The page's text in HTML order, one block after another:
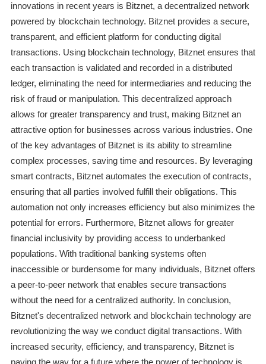
innovations in recent years is Bitznet, a decentralized network
powered by blockchain technology. Bitznet provides a secure,
transparent, and efficient platform for conducting digital
transactions. Using blockchain technology, Bitznet ensures that
each transaction is validated and recorded in a distributed
ledger, eliminating the need for intermediaries and reducing the
risk of fraud or manipulation. This decentralized approach
allows for greater transparency and trust, making Bitznet an
attractive option for businesses across various industries. One
of the key advantages of Bitznet is its ability to streamline
complex processes, saving time and resources. By leveraging
smart contracts, Bitznet automates the execution of contracts,
ensuring that all parties involved fulfill their obligations. This
automation not only increases efficiency but also minimizes the
potential for errors. Furthermore, Bitznet allows for greater
financial inclusivity by providing access to underbanked
populations. With traditional banking systems often
inaccessible or burdensome for many individuals, Bitznet offers
a peer-to-peer network that enables secure transactions
without the need for a centralized authority. In conclusion,
Bitznet's decentralized network and blockchain technology are
revolutionizing the way we conduct digital transactions. With
increased security, efficiency, and transparency, Bitznet is